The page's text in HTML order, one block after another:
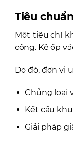
Tiêu
Một tiêu chí
công. Kệ ốp
Do đó, đơn vị
Chủng loại
Kết cấu
Giải pháp